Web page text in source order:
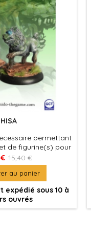
permettant
de figurine(s) pour
fournies avec
Figurine(s) à
à assembler
15,40 €
au panier
expédié sous 10 à
ouvrés